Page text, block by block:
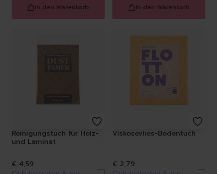
In den Warenkorb In den Warenkorb
Reinigungstuch für Holz-
und Laminat
€ 4,59
Viskosevlies-Bodentuch
€ 2,79